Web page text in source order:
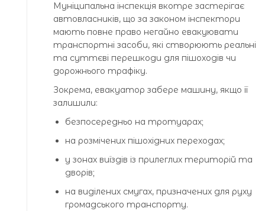
Муніципальна інспекція вкотре застерігає
автовласників, що за законом інспектори
мають повне право негайно евакуювати
транспортні засоби, які створюють реальні
та суттєві перешкоди для пішоходів чи
дорожнього трафіку.
Зокрема, евакуатор забере машину, якщо її
залишили:
безпосередньо на тротуарах;
на розмічених пішохідних переходах;
у зонах виїздів із прилеглих територій та
дворів;
на виділених смугах, призначених для руху
громадського транспорту.